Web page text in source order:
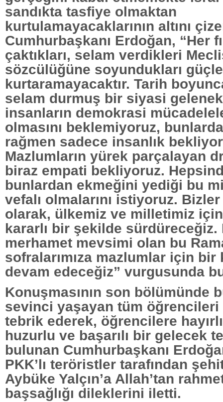
sandıkta tasfiye olmaktan
kurtulamayacaklarının altını
Cumhurbaşkanı Erdoğan, “Her
çaktıkları, selam verdikleri
sözcülüğüne soyundukları
kurtaramayacaktır. Tarih
selam durmuş bir siyasi
insanların demokrasi
olmasını beklemiyoruz,
rağmen sadece insanlık
Mazlumların yürek parçalayan
biraz empati bekliyoruz.
bunlardan ekmeğini yediği bu
vefalı olmalarını istiyoruz.
olarak, ülkemiz ve milletimiz
kararlı bir şekilde sürdüreceğiz.
merhamet mevsimi olan bu
sofralarımıza mazlumlar için bir
devam edeceğiz” vurgusunda
Konuşmasının son bölümünde
sevinci yaşayan tüm
tebrik ederek, öğrencilere
huzurlu ve başarılı bir gelecek
bulunan Cumhurbaşkanı
PKK’lı teröristler tarafından
Aybüke Yalçın’a Allah’tan
başsağlığı dileklerini iletti.